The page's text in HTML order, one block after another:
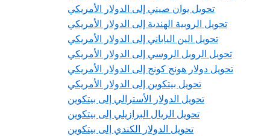
تحويل يوان صيني إلى الدولار الأمريكي
تحويل الروبية الهندية إلى الدولار الأمريكي
تحويل الين الياباني إلى الدولار الأمريكي
تحويل الروبل الروسي إلى الدولار الأمريكي
تحويل دولار هونج كونج إلى الدولار الأمريكي
تحويل بيتكوين إلى الدولار الأمريكي
تحويل الدولار الأسترالي إلى بيتكوين
تحويل الريال البرازيلي إلى بيتكوين
تحويل الدولار الكندي إلى بيتكوين